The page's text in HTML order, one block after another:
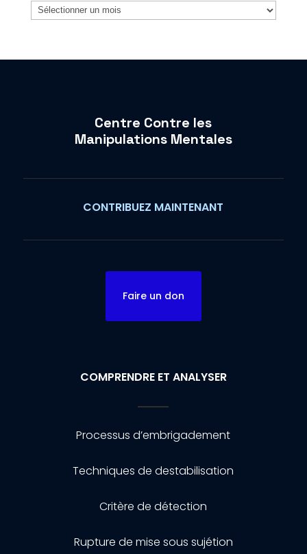
Archives
Centre Contre les
Manipulations Mentales
CONTRIBUEZ MAINTENANT
Faire un don
COMPRENDRE ET ANALYSER
Processus d’embrigadement
Techniques de destabilisation
Critère de détection
Rupture de mise sous sujétion